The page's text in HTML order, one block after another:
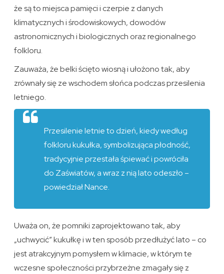
że są to miejsca pamięci i czerpie z danych
klimatycznych i środowiskowych, dowodów
astronomicznych i biologicznych oraz regionalnego
folkloru.
Zauważa, że ​belki ścięto wiosną i ułożono tak, aby
zrównały się ze wschodem słońca podczas przesilenia
letniego.
Przesilenie letnie to dzień, kiedy według
folkloru kukułka, symbolizująca płodność,
tradycyjnie przestała śpiewać i powróciła
do Zaświatów, a wraz z nią lato odeszło –
powiedział Nance.
Uważa on, że pomniki zaprojektowano tak, aby
„uchwycić” kukułkę i w ten sposób przedłużyć lato – co
jest atrakcyjnym pomysłem w klimacie, w którym te
wczesne społeczności przybrzeżne zmagały się z